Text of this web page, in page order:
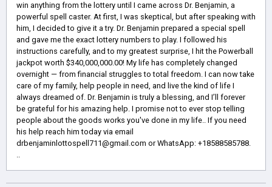
win anything from the lottery until I came across Dr. Benjamin, a
powerful spell caster. At first, I was skeptical, but after speaking with
him, I decided to give it a try. Dr. Benjamin prepared a special spell
and gave me the exact lottery numbers to play. I followed his
instructions carefully, and to my greatest surprise, I hit the Powerball
jackpot worth $340,000,000.00! My life has completely changed
overnight — from financial struggles to total freedom. I can now take
care of my family, help people in need, and live the kind of life I
always dreamed of. Dr. Benjamin is truly a blessing, and I’ll forever
be grateful for his amazing help. I promise not to ever stop telling
people about the goods works you've done in my life.. If you need
his help reach him today via email
drbenjaminlottospell711@gmail.com or WhatsApp: +18588585788.
..